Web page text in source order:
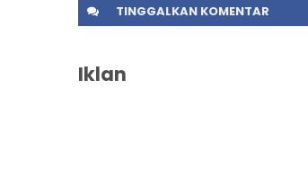
TINGGALKAN KOMENTAR
Iklan